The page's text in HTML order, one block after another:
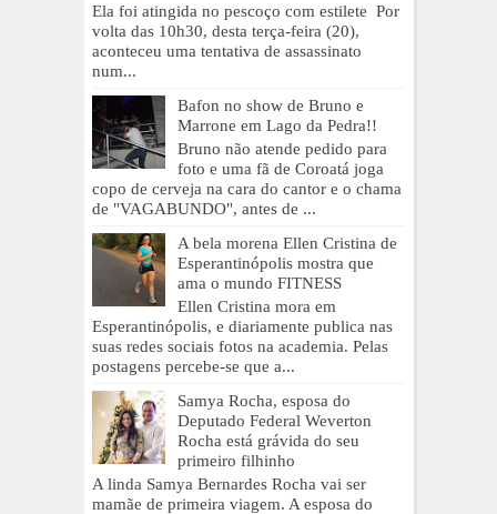
Ela foi atingida no pescoço com estilete Por
volta das 10h30, desta terça-feira (20),
aconteceu uma tentativa de assassinato
num...
Bafon no show de Bruno e
Marrone em Lago da Pedra!!
Bruno não atende pedido para
foto e uma fã de Coroatá joga
copo de cerveja na cara do cantor e o chama
de "VAGABUNDO", antes de ...
A bela morena Ellen Cristina de
Esperantinópolis mostra que
ama o mundo FITNESS
Ellen Cristina mora em
Esperantinópolis, e diariamente publica nas
suas redes sociais fotos na academia. Pelas
postagens percebe-se que a...
Samya Rocha, esposa do
Deputado Federal Weverton
Rocha está grávida do seu
primeiro filhinho
A linda Samya Bernardes Rocha vai ser
mamãe de primeira viagem. A esposa do